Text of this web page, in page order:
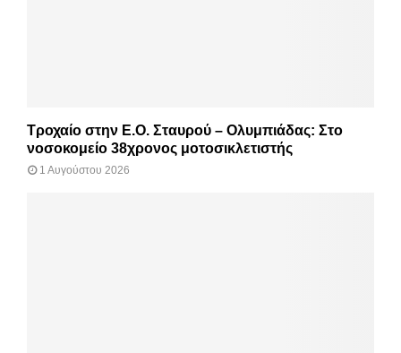
Τροχαίο στην Ε.Ο. Σταυρού – Ολυμπιάδας: Στο
νοσοκομείο 38χρονος μοτοσικλετιστής
1 Αυγούστου 2026